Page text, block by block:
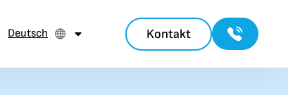
Kontakt
Deutsch